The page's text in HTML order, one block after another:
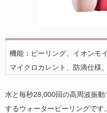
機能：ピーリング、イオンモ
マイクロカレント、防滴仕様
水と毎秒28,000回の高周波振
するウォーターピーリングです。